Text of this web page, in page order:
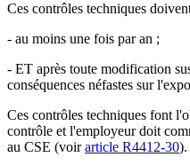
Ces contrôles techniques
- au moins une fois par an ;
- ET après toute modification
conséquences néfastes sur
Ces contrôles techniques font
contrôle et l'employeur doit
au CSE (voirarticle R4412-30).